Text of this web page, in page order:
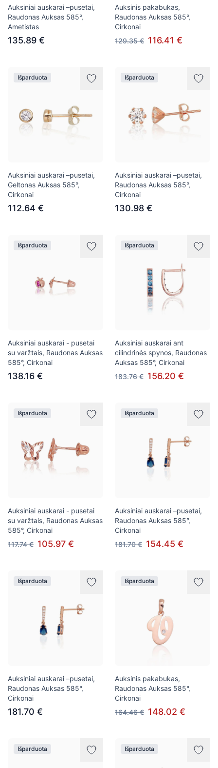
Auksiniai auskarai –pusetai,
Raudonas Auksas 585°,
Ametistas
135.89 €
Auksinis pakabukas,
Raudonas Auksas 585°,
Cirkonai
129.35 € 116.41 €
Išparduota
Auksiniai auskarai –pusetai,
Geltonas Auksas 585°,
Cirkonai
112.64 €
Išparduota
Auksiniai auskarai –pusetai,
Raudonas Auksas 585°,
Cirkonai
130.98 €
Išparduota
Auksiniai auskarai - pusetai
su varžtais, Raudonas Auksas
585°, Cirkonai
138.16 €
Išparduota
Auksiniai auskarai ant
cilindrinės spynos, Raudonas
Auksas 585°, Cirkonai
183.76 € 156.20 €
Išparduota
Auksiniai auskarai - pusetai
su varžtais, Raudonas Auksas
585°, Cirkonai
117.74 € 105.97 €
Išparduota
Auksiniai auskarai –pusetai,
Raudonas Auksas 585°,
Cirkonai
181.70 € 154.45 €
Išparduota
Auksiniai auskarai –pusetai,
Raudonas Auksas 585°,
Cirkonai
181.70 €
Išparduota
Auksinis pakabukas,
Raudonas Auksas 585°,
Cirkonai
164.46 € 148.02 €
Išparduota Išparduota